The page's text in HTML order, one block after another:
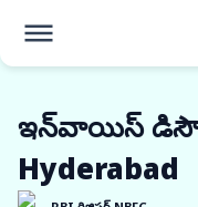
ఇన్‌వాయిస్
Hyderabad